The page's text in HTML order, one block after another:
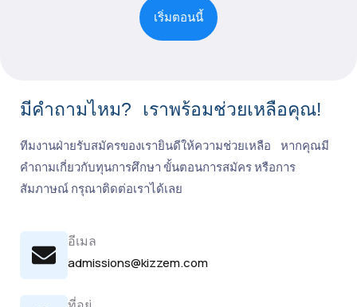
เริ่มตอนนี้
มีคำถามไหม? เราพร้อมช่วยเหลือคุณ!
ทีมงานฝ่ายรับสมัครของเรายินดีให้ความช่วยเหลือ หากคุณมี
คำถามเกี่ยวกับทุนการศึกษา ขั้นตอนการสมัคร หรือการ
สัมภาษณ์ กรุณาติดต่อเราได้เลย
อีเมล
admissions@kizzem.com